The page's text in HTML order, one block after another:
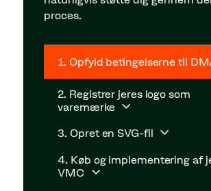
proces.
1. Opfyld betingelserne til
2. Registrer jeres logo som
varemærke
3. Opret en SVG-fil
4. Køb og implementering af
VMC